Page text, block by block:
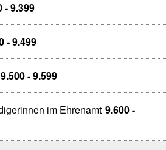
- 9.399
- 9.499
9.500 - 9.599
im Ehrenamt 9.600 -